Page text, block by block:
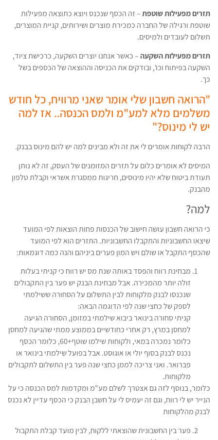
תזרים מפעילות שוטפת– זה הכסף שנכנס ויוצא כתוצאה מפעילות
שוטפת ורגילה של החברה כמכירת מוצרים ושירותים, קניית המוצרים,
תשלום לעובדים ולמיסים.
תזרים מפעילות השקעה– כאשר אנחנו יוצרים השקעה, כרכישת ציוד,
השקעה בפיתוח וכו', ובודקים את הכניסה וההוצאה של הכספים בשל
כך.
"הרואה חשבון שלי אומר שאני מרוויח, כל חודש
משלמים מלא למע"מ ולמס הכנסה.. אז למה
יש לי מינוס?"
הרבה לקוחות אומרים לי את זה ולא מבינים למה יש להם מינוס בבנק.
המיסים לא אומרים כלום על תזרים המזומנים של העסק, זה לא נותן
תעודת ביטוח שלא יהיו מינוסים, חריגות ממסגרת אשראי וקבלת טלפון
מהבנק.
למה?
כי הרואה חשבון עושה חישוב של הכנסות פחות הוצאות לפי המועד
שיצאו החשבוניות והתקבלו החשבוניות. התזרים הוא לפי המועד
שהכסף התקבל או שולם ויש המון פערים ביניהם והנה כמה דוגמאות:
מבחינת רווח והפסד באותה שנת מס יש רווח כי קניתי בעלות
זולה יותר מהמכירה. אבל מבחינת הבנק יש פער בין התקבולים
שנכנסו לבנק מלקוחות לבין התשלום על הסחורה ששילמתי
לספק של כחצי שנה לפי הדוגמה הבאה:
קניתי סחורה בינואר ביבוא שילמתי במזומן, הסחורה הגיעה
למחסן במרץ, רק אחרי כחודשיים בממוצע ממתי שהגיעה למחסן
כלומר נמכרה במאי, ולקוחות שילמו שוטף+60, כלומר הכסף
נכנס לבנק בסוף יולי או אוגוסט. אבל בפועל שילמתי בינואר או
פברואר. ואני צריכה לממן כחצי שנה פער בין התשלום לתקבולים
מלקוחות.
כלומר, בנוסף לזה גם אצטרך לשלם מע"מ ומקדמות למס הכנסה כי על
הנייר יש לי רווח, וגם זה יעמיס לי על חשבן הבנק כי הכסף עדיין לא נכנס
לבנק מהלקוחות
פער בין החשבונית שהוצאתי ללקוח, לבין מועד קבלת התקבול